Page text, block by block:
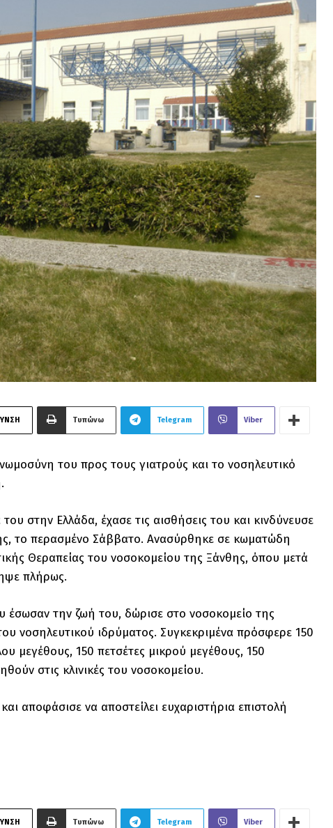
Τυπώνω Telegram Viber
του προς τους γιατρούς και το νοσηλευτικό
στην Ελλάδα, έχασε τις αισθήσεις του και κινδύνευσε
το περασμένο Σάββατο. Ανασύρθηκε σε κωματώδη
Θεραπείας του νοσοκομείου της Ξάνθης, όπου μετά
πλήρως.
έσωσαν την ζωή του, δώρισε στο νοσοκομείο της
νοσηλευτικού ιδρύματος. Συγκεκριμένα πρόσφερε 150
μεγέθους, 150 πετσέτες μικρού μεγέθους, 150
στις κλινικές του νοσοκομείου.
αποφάσισε να αποστείλει ευχαριστήρια επιστολή
Τυπώνω Telegram Viber